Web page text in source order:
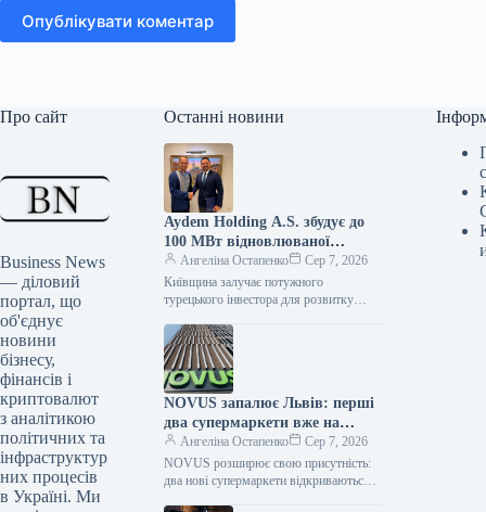
Опублікувати коментар
Про сайт
Business News
— діловий
портал, що
об'єднує
новини
бізнесу,
фінансів і
криптовалют
з аналітикою
політичних та
інфраструктур
них процесів
в Україні. Ми
Останні новини
Aydem Holding A.S. збудує до
100 МВт відновлюваної
енергетики на Київщині
Ангеліна Остапенко
Сер 7, 2026
Київщина залучає потужного
турецького інвестора для розвитку
регіонального розвитку Київської
області уклала меморандум про
партнерство з
NOVUS запалює Львів: перші
два супермаркети вже на
порозі!
Ангеліна Остапенко
Сер 7, 2026
NOVUS розширює свою присутність:
два нові супермаркети відкриваються у